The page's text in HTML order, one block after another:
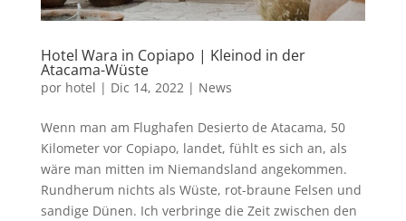
Hotel Wara in Copiapo | Kleinod in der
Atacama-Wüste
por hotel | Dic 14, 2022 | News
Wenn man am Flughafen Desierto de Atacama, 50
Kilometer vor Copiapo, landet, fühlt es sich an, als
wäre man mitten im Niemandsland angekommen.
Rundherum nichts als Wüste, rot-braune Felsen und
sandige Dünen. Ich verbringe die Zeit zwischen den